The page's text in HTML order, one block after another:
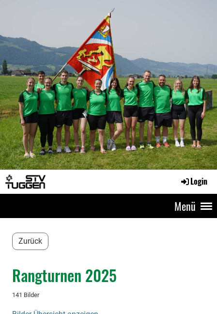
Login
Menü
Zurück
Rangturnen 2025
141 Bilder